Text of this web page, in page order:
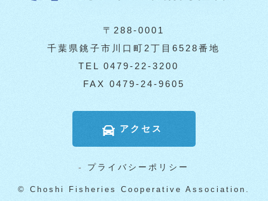
〒288-0001
千葉県銚子市川口町2丁目6528番地
TEL 0479-22-3200
FAX 0479-24-9605
アクセス
- プライバシーポリシー
© Choshi Fisheries Cooperative Association.